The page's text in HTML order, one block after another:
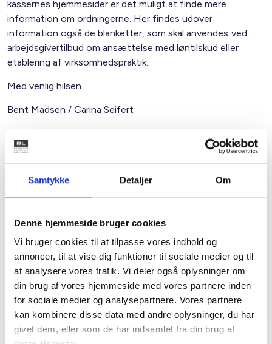
Samtykke Detaljer Om
Denne hjemmeside bruger cookies
Vi bruger cookies til at tilpasse vores indhold og
annoncer, til at vise dig funktioner til sociale medier og til
at analysere vores trafik. Vi deler også oplysninger om
din brug af vores hjemmeside med vores partnere inden
for sociale medier og analysepartnere. Vores partnere
kan kombinere disse data med andre oplysninger, du har
givet dem, eller som de har indsamlet fra din brug af
kassernes hjemmesider er det muligt at finde mere
information om ordningerne. Her findes udover
information også de blanketter, som skal anvendes ved
arbejdsgivertilbud om ansættelse med løntilskud eller
etablering af virksomhedspraktik.
Med venlig hilsen
Bent Madsen / Carina Seifert
Kontakt
Bent Madsen
Tlf: 28 88 18 77
Mail: bma@bl.dk